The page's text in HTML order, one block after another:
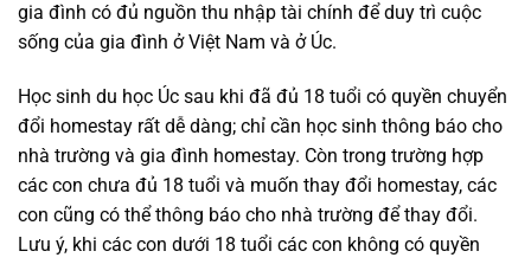
gia đình có đủ nguồn thu nhập tài chính để duy trì cuộc
sống của gia đình ở Việt Nam và ở Úc.
Học sinh du học Úc sau khi đã đủ 18 tuổi có quyền chuyển
đổi homestay rất dễ dàng; chỉ cần học sinh thông báo cho
nhà trường và gia đình homestay. Còn trong trường hợp
các con chưa đủ 18 tuổi và muốn thay đổi homestay, các
con cũng có thể thông báo cho nhà trường để thay đổi.
Lưu ý, khi các con dưới 18 tuổi các con không có quyền